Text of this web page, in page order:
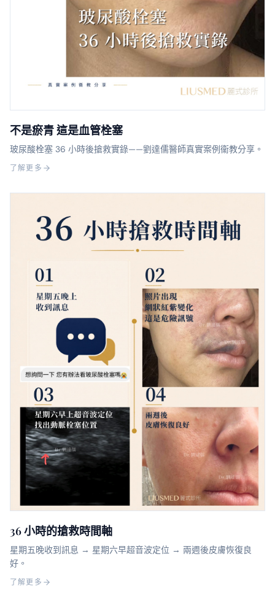
不是瘀青 這是血管栓塞
玻尿酸栓塞 36 小時後搶救實錄——劉達儒醫師真實案例衞教分享。
了解更多
36 小時的搶救時間軸
星期五晚收到訊息 → 星期六早超音波定位 → 兩週後皮膚恢復良
好。
了解更多